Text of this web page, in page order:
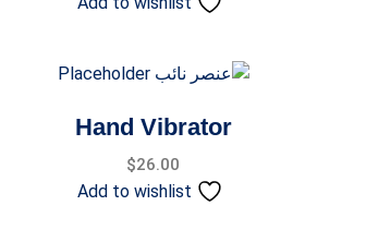
Hand Vibrator
$26.00
Add to wishlist